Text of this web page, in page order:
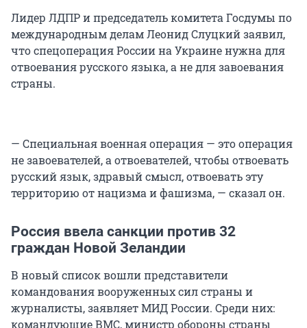
Лидер ЛДПР и председатель комитета Госдумы по
международным делам Леонид Слуцкий заявил,
что спецоперация России на Украине нужна для
отвоевания русского языка, а не для завоевания
страны.
— Специальная военная операция — это операция
не завоевателей, а отвоевателей, чтобы отвоевать
русский язык, здравый смысл, отвоевать эту
территорию от нацизма и фашизма, — сказал он.
Россия ввела санкции против 32
граждан Новой Зеландии
В новый список вошли представители
командования вооруженных сил страны и
журналисты, заявляет МИД России. Среди них:
командующие ВМС, министр обороны страны